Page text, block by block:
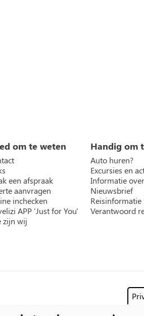
om te weten
een afspraak
aanvragen
inchecken
APP 'Just for You'
zijn wij
Handig om
Auto huren?
Excursies en
Informatie
Nieuwsbrief
Verantwoord